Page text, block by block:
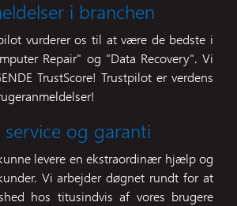
i branchen
vurderer os til at være de bedste i
Repair" og "Data Recovery". Vi
TrustScore! Trustpilot er verdens
service og garanti
levere en ekstraordinær hjælp og
Vi arbejder døgnet rundt for at
hos titusindvis af vores brugere